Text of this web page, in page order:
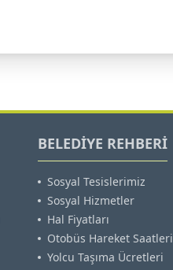
BELEDİYE REHBERİ
Sosyal Tesislerimiz
Sosyal Hizmetler
Hal Fiyatları
Otobüs Hareket Saatleri
Yolcu Taşıma Ücretleri